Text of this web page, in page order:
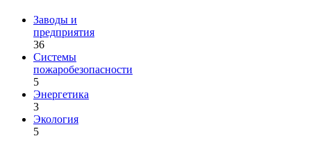
Заводы и
предприятия
36
Системы
пожаробезопасности
5
Энергетика
3
Экология
5